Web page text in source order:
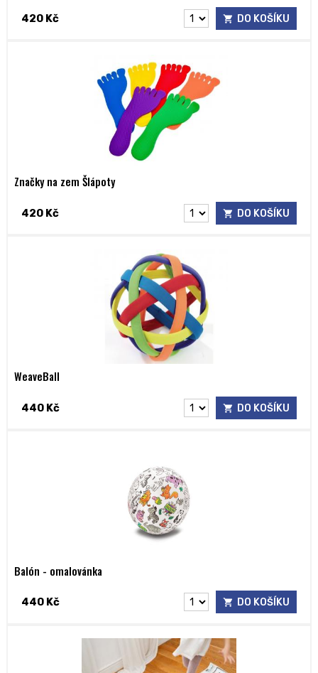
420 Kč DO KOŠÍKU
Značky na zem Šlápoty
420 Kč DO KOŠÍKU
WeaveBall
440 Kč DO KOŠÍKU
Balón - omalovánka
440 Kč DO KOŠÍKU